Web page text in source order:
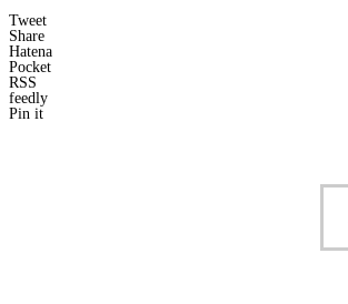
Tweet
Share
Hatena
Pocket
RSS
feedly
Pin it